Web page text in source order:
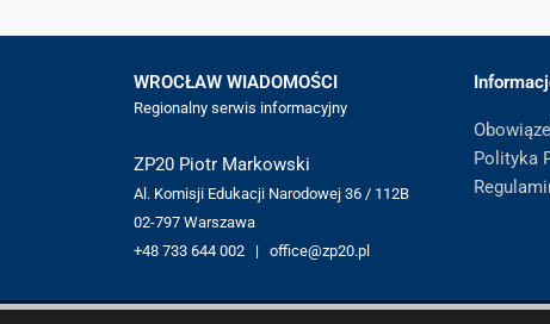
WROCŁAW WIADOMOŚCI
Regionalny serwis informacyjny
ZP20 Piotr Markowski
Al. Komisji Edukacji Narodowej 36 / 112B
02-797 Warszawa
+48 733 644 002 | office@zp20.pl
Polityka